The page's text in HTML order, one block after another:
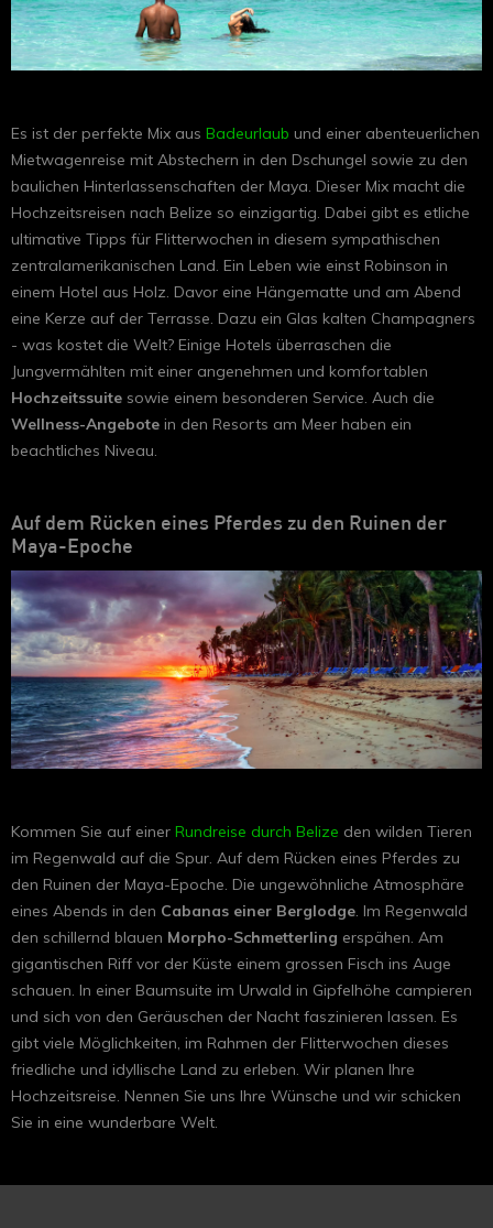
Es ist der perfekte Mix aus Badeurlaub und einer abenteuerlichen
Mietwagenreise mit Abstechern in den Dschungel sowie zu den
baulichen Hinterlassenschaften der Maya. Dieser Mix macht die
Hochzeitsreisen nach Belize so einzigartig. Dabei gibt es etliche
ultimative Tipps für Flitterwochen in diesem sympathischen
zentralamerikanischen Land. Ein Leben wie einst Robinson in
einem Hotel aus Holz. Davor eine Hängematte und am Abend
eine Kerze auf der Terrasse. Dazu ein Glas kalten Champagners
- was kostet die Welt? Einige Hotels überraschen die
Jungvermählten mit einer angenehmen und komfortablen
Hochzeitssuite sowie einem besonderen Service. Auch die
Wellness-Angebote in den Resorts am Meer haben ein
beachtliches Niveau.
Auf dem Rücken eines Pferdes zu den Ruinen der
Maya-Epoche
Kommen Sie auf einer Rundreise durch Belize den wilden Tieren
im Regenwald auf die Spur. Auf dem Rücken eines Pferdes zu
den Ruinen der Maya-Epoche. Die ungewöhnliche Atmosphäre
eines Abends in den Cabanas einer Berglodge. Im Regenwald
den schillernd blauen Morpho-Schmetterling erspähen. Am
gigantischen Riff vor der Küste einem grossen Fisch ins Auge
schauen. In einer Baumsuite im Urwald in Gipfelhöhe campieren
und sich von den Geräuschen der Nacht faszinieren lassen. Es
gibt viele Möglichkeiten, im Rahmen der Flitterwochen dieses
friedliche und idyllische Land zu erleben. Wir planen Ihre
Hochzeitsreise. Nennen Sie uns Ihre Wünsche und wir schicken
Sie in eine wunderbare Welt.